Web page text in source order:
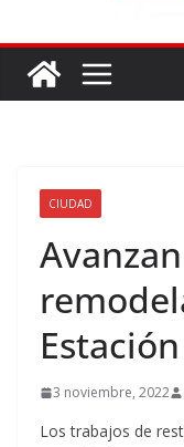
CIUDAD
3 noviembre, 2022
Los trabajos de